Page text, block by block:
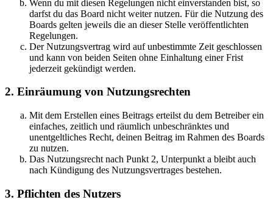
Wenn du mit diesen Regelungen nicht einverstanden bist, so
darfst du das Board nicht weiter nutzen. Für die Nutzung des
Boards gelten jeweils die an dieser Stelle veröffentlichten
Regelungen.
Der Nutzungsvertrag wird auf unbestimmte Zeit geschlossen
und kann von beiden Seiten ohne Einhaltung einer Frist
jederzeit gekündigt werden.
2. Einräumung von Nutzungsrechten
Mit dem Erstellen eines Beitrags erteilst du dem Betreiber ein
einfaches, zeitlich und räumlich unbeschränktes und
unentgeltliches Recht, deinen Beitrag im Rahmen des Boards
zu nutzen.
Das Nutzungsrecht nach Punkt 2, Unterpunkt a bleibt auch
nach Kündigung des Nutzungsvertrages bestehen.
3. Pflichten des Nutzers